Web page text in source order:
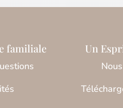
familiale Un